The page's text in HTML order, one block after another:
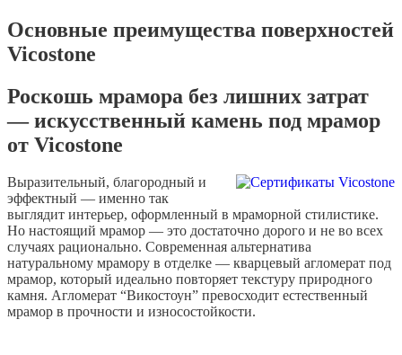
Основные преимущества поверхностей
Vicostone
Роскошь мрамора без лишних затрат
— искусственный камень под мрамор
от Vicostone
Выразительный, благородный и
эффектный — именно так
выглядит интерьер, оформленный в мраморной стилистике.
Но настоящий мрамор — это достаточно дорого и не во всех
случаях рационально. Современная альтернатива
натуральному мрамору в отделке — кварцевый агломерат под
мрамор, который идеально повторяет текстуру природного
камня. Агломерат “Викостоун” превосходит естественный
мрамор в прочности и износостойкости.